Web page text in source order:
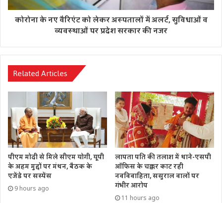
कोरोना के नए वैरिएंट को लेकर अस्‍पतालों में अलर्ट, सुविधाओं व
व्‍यवस्‍थाओं पर प्रदेश सरकार की नजर
Related Articles
पीएम मोदी से मिले सीएम योगी, यूपी
के अहम मुद्दों पर मंथन, बैठक के
एजेंडे पर सस्पेंस
9 hours ago
लापता पति की तलाश में थाने-एसपी
ऑफिस के चक्कर काट रही
नवविवाहिता, ससुराल वालों पर
गंभीर आरोप
11 hours ago